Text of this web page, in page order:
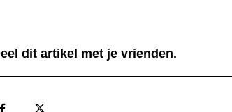
dit artikel met je vrienden.